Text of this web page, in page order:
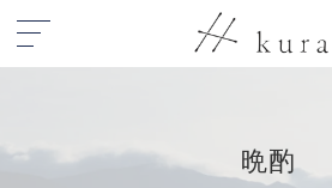
晩酌